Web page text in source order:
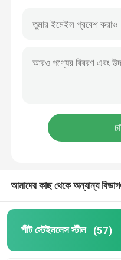
কার্বন ইস্পাত টিউব
স্টেইনলেস স্টীল পাইপ টিউব
স্টেইনলেস স্টীল প্রোফাইল
গ্যালভানাইজড ইস্পাত শীট
আমাদের কাছ থেকে অন্যান্য
শীট স্টেইনলেস স্টীল (57)